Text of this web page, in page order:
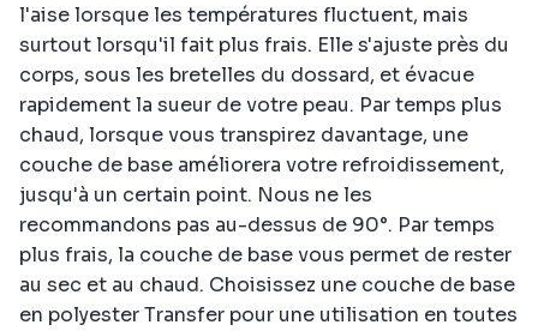
l'aise lorsque les températures fluctuent, mais
surtout lorsqu'il fait plus frais. Elle s'ajuste près du
corps, sous les bretelles du dossard, et évacue
rapidement la sueur de votre peau. Par temps plus
chaud, lorsque vous transpirez davantage, une
couche de base améliorera votre refroidissement,
jusqu'à un certain point. Nous ne les
recommandons pas au-dessus de 90°. Par temps
plus frais, la couche de base vous permet de rester
au sec et au chaud. Choisissez une couche de base
en polyester Transfer pour une utilisation en toutes